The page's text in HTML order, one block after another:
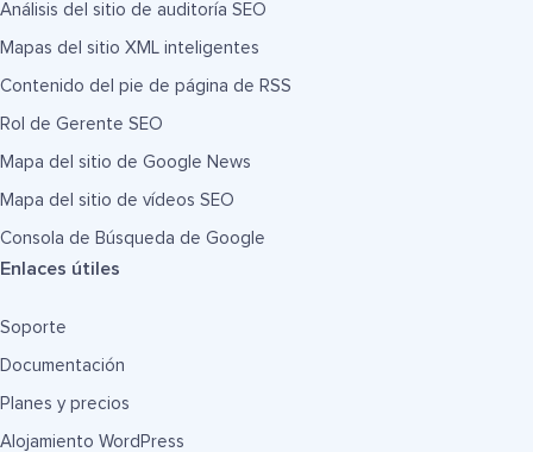
Análisis del sitio de auditoría SEO
Mapas del sitio XML inteligentes
Contenido del pie de página de RSS
Rol de Gerente SEO
Mapa del sitio de Google News
Mapa del sitio de vídeos SEO
Consola de Búsqueda de Google
Enlaces útiles
Soporte
Documentación
Planes y precios
Alojamiento WordPress